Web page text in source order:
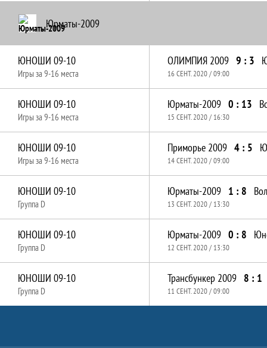
Юрматы-2009
ЮНОШИ 09-10
Игры за 9-16 места
ОЛИМПИЯ 2009 9 : 3
16 СЕНТ. 2020 / 09:00
ЮНОШИ 09-10
Игры за 9-16 места
Юрматы-2009 0 : 13
15 СЕНТ. 2020 / 16:30
ЮНОШИ 09-10
Игры за 9-16 места
Приморье 2009 4 : 5
14 СЕНТ. 2020 / 09:00
ЮНОШИ 09-10
Группа D
Юрматы-2009 1 : 8
13 СЕНТ. 2020 / 13:30
ЮНОШИ 09-10
Группа D
Юрматы-2009 0 : 8
12 СЕНТ. 2020 / 13:30
ЮНОШИ 09-10
Группа D
Трансбункер 2009 8 : 1
11 СЕНТ. 2020 / 09:00